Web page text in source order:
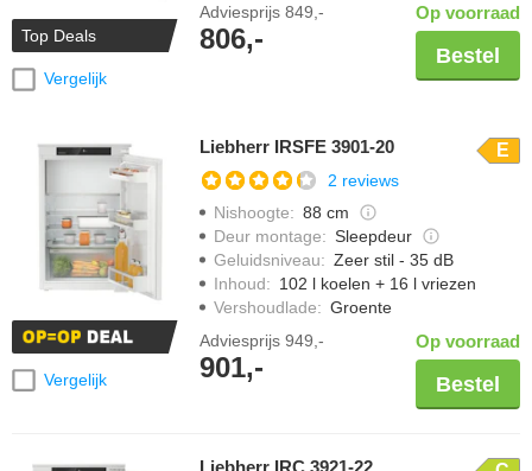
Top Deals
Vergelijk
Adviesprijs 849,-
806,-
Op voorraad
Bestel
Vergelijk
Liebherr IRSFE 3901-20 E
2 reviews
Nishoogte: 88 cm
Deur montage: Sleepdeur
Geluidsniveau: Zeer stil - 35 dB
Inhoud: 102 l koelen + 16 l vriezen
Vershoudlade: Groente
Adviesprijs 949,-
901,-
Op voorraad
Bestel